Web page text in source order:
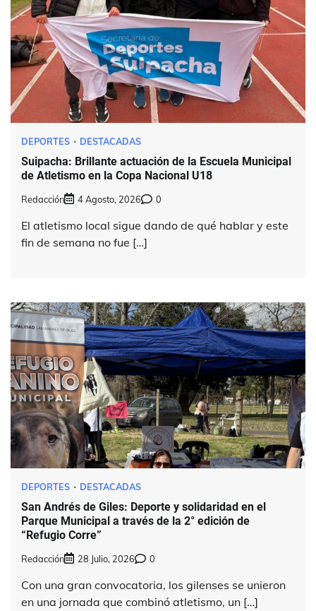
DEPORTES DESTACADAS
Suipacha: Brillante actuación de la Escuela Municipal
de Atletismo en la Copa Nacional U18
Redacción 4 Agosto, 2026 0
El atletismo local sigue dando de qué hablar y este
fin de semana no fue […]
DEPORTES DESTACADAS
San Andrés de Giles: Deporte y solidaridad en el
Parque Municipal a través de la 2° edición de
“Refugio Corre”
Redacción 28 Julio, 2026 0
Con una gran convocatoria, los gilenses se unieron
en una jornada que combinó atletismo, un […]